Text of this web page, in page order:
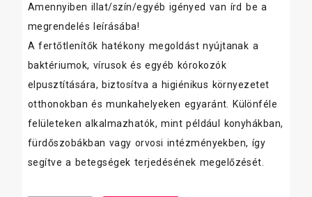
Amennyiben illat/szín/egyéb igényed van írd be a
megrendelés leírásába!
A fertőtlenítők hatékony megoldást nyújtanak a
baktériumok, vírusok és egyéb kórokozók
elpusztítására, biztosítva a higiénikus környezetet
otthonokban és munkahelyeken egyaránt. Különféle
felületeken alkalmazhatók, mint például konyhákban,
fürdőszobákban vagy orvosi intézményekben, így
segítve a betegségek terjedésének megelőzését.